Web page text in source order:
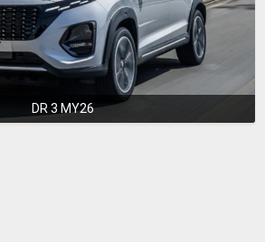
DR 3 MY26